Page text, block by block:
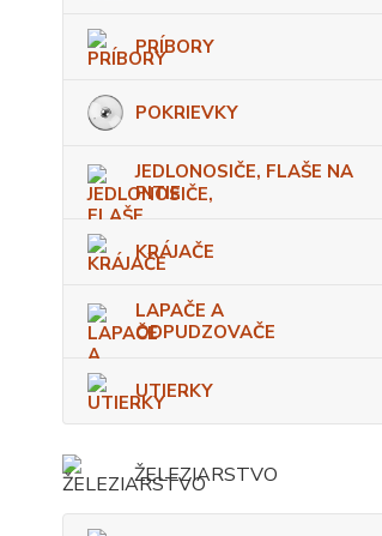
PRÍBORY
POKRIEVKY
JEDLONOSIČE, FLAŠE NA
PITIE
KRÁJAČE
LAPAČE A
ODPUDZOVAČE
UTIERKY
ŽELEZIARSTVO